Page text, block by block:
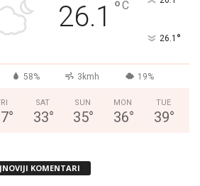
26.1 °C
26.1 °
58% 3kmh 19%
°
SAT
33°
SUN
35°
MON
36°
TUE
39°
KOMENTARI